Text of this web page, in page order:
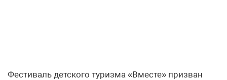
Фестиваль детского туризма «Вместе» призван